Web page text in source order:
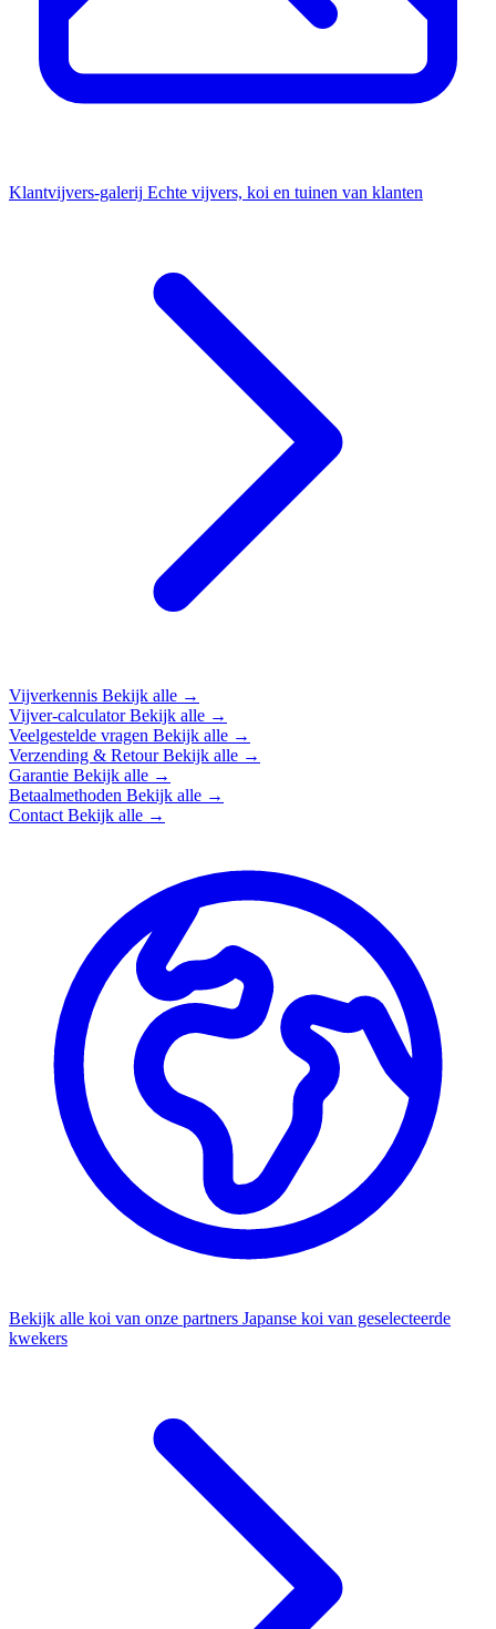
Klantvijvers-galerij Echte vijvers, koi en tuinen van klanten
Vijverkennis Bekijk alle →
Vijver-calculatorBekijk alle →
Veelgestelde vragen Bekijk alle →
Verzending & RetourBekijk alle →
Garantie Bekijk alle →
Betaalmethoden Bekijk alle →
Contact Bekijk alle →
Bekijk alle koi van onze partners Japanse koi van geselecteerde
kwekers